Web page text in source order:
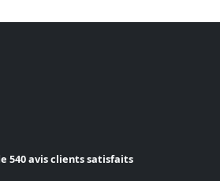
540 avis clients satisfaits